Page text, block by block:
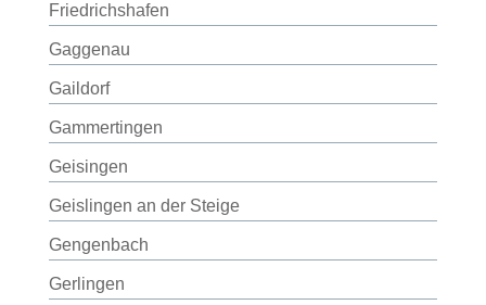
Friedrichshafen
Gaggenau
Gaildorf
Gammertingen
Geisingen
Geislingen an der Steige
Gengenbach
Gerlingen